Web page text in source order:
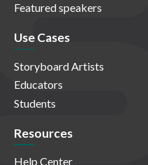
Featured speakers
Use Cases
Storyboard Artists
Educators
Students
Resources
Help Center